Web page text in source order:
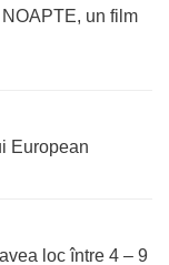
un film
European
loc între 4 – 9